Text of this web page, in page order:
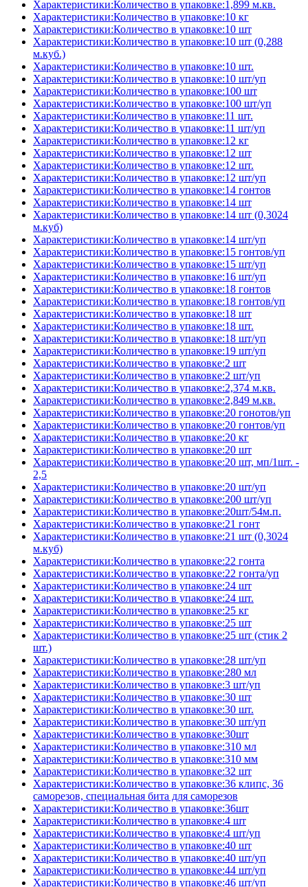
Характеристики:Количество в упаковке:1,899 м.кв.
Характеристики:Количество в упаковке:10 кг
Характеристики:Количество в упаковке:10 шт
Характеристики:Количество в упаковке:10 шт (0,288
м.куб.)
Характеристики:Количество в упаковке:10 шт.
Характеристики:Количество в упаковке:10 шт/уп
Характеристики:Количество в упаковке:100 шт
Характеристики:Количество в упаковке:100 шт/уп
Характеристики:Количество в упаковке:11 шт.
Характеристики:Количество в упаковке:11 шт/уп
Характеристики:Количество в упаковке:12 кг
Характеристики:Количество в упаковке:12 шт
Характеристики:Количество в упаковке:12 шт.
Характеристики:Количество в упаковке:12 шт/уп
Характеристики:Количество в упаковке:14 гонтов
Характеристики:Количество в упаковке:14 шт
Характеристики:Количество в упаковке:14 шт (0,3024
м.куб)
Характеристики:Количество в упаковке:14 шт/уп
Характеристики:Количество в упаковке:15 гонтов/уп
Характеристики:Количество в упаковке:15 шт/уп
Характеристики:Количество в упаковке:16 шт/уп
Характеристики:Количество в упаковке:18 гонтов
Характеристики:Количество в упаковке:18 гонтов/уп
Характеристики:Количество в упаковке:18 шт
Характеристики:Количество в упаковке:18 шт.
Характеристики:Количество в упаковке:18 шт/уп
Характеристики:Количество в упаковке:19 шт/уп
Характеристики:Количество в упаковке:2 шт
Характеристики:Количество в упаковке:2 шт/уп
Характеристики:Количество в упаковке:2,374 м.кв.
Характеристики:Количество в упаковке:2,849 м.кв.
Характеристики:Количество в упаковке:20 гонотов/уп
Характеристики:Количество в упаковке:20 гонтов/уп
Характеристики:Количество в упаковке:20 кг
Характеристики:Количество в упаковке:20 шт
Характеристики:Количество в упаковке:20 шт, мп/1шт. -
2,5
Характеристики:Количество в упаковке:20 шт/уп
Характеристики:Количество в упаковке:200 шт/уп
Характеристики:Количество в упаковке:20шт/54м.п.
Характеристики:Количество в упаковке:21 гонт
Характеристики:Количество в упаковке:21 шт (0,3024
м.куб)
Характеристики:Количество в упаковке:22 гонта
Характеристики:Количество в упаковке:22 гонта/уп
Характеристики:Количество в упаковке:24 шт
Характеристики:Количество в упаковке:24 шт.
Характеристики:Количество в упаковке:25 кг
Характеристики:Количество в упаковке:25 шт
Характеристики:Количество в упаковке:25 шт (стик 2
шт.)
Характеристики:Количество в упаковке:28 шт/уп
Характеристики:Количество в упаковке:280 мл
Характеристики:Количество в упаковке:3 шт/уп
Характеристики:Количество в упаковке:30 шт
Характеристики:Количество в упаковке:30 шт.
Характеристики:Количество в упаковке:30 шт/уп
Характеристики:Количество в упаковке:30шт
Характеристики:Количество в упаковке:310 мл
Характеристики:Количество в упаковке:310 мм
Характеристики:Количество в упаковке:32 шт
Характеристики:Количество в упаковке:36 клипс, 36
саморезов, специальная бита для саморезов
Характеристики:Количество в упаковке:36шт
Характеристики:Количество в упаковке:4 шт
Характеристики:Количество в упаковке:4 шт/уп
Характеристики:Количество в упаковке:40 шт
Характеристики:Количество в упаковке:40 шт/уп
Характеристики:Количество в упаковке:44 шт/уп
Характеристики:Количество в упаковке:46 шт/уп